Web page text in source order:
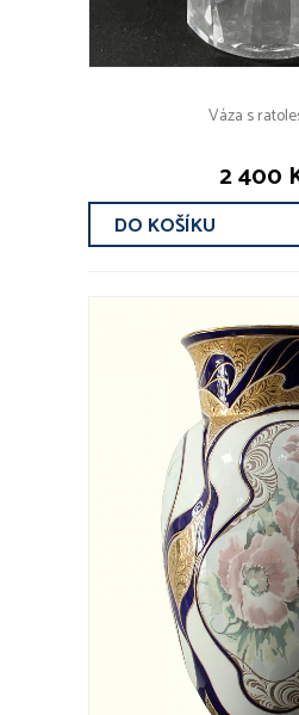
Váza s
2 400
DO KOŠÍKU